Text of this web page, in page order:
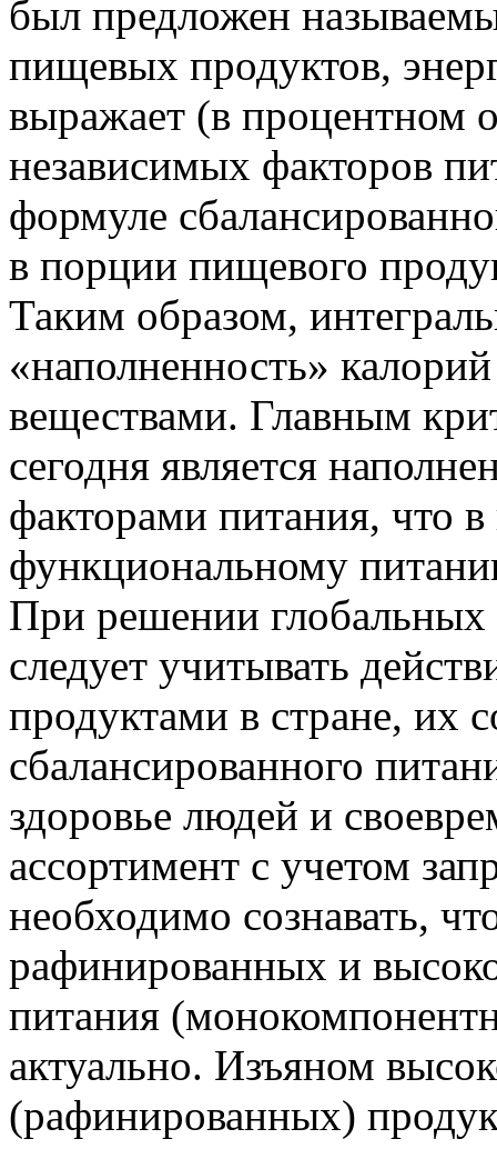
был предложен
пищевых продуктов,
выражает (в процентном
независимых факторов
формуле
в порции пищевого
Таким образом,
«наполненность»
веществами. Главным
сегодня является
факторами питания, что в
функциональному
При решении глобальных
следует учитывать
продуктами в стране, их
сбалансированного
здоровье людей и
ассортимент с учетом
необходимо сознавать,
рафинированных и
питания
актуально. Изъяном
(рафинированных)